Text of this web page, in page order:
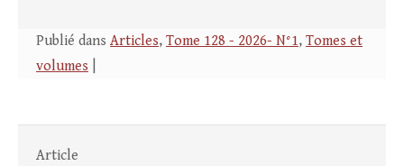
Publié dans Articles, Tome 128 - 2026- N°1, Tomes et
volumes
Article